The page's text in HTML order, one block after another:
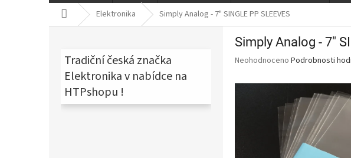
Domů Elektronika Simply Analog - 7" SINGLE PP SLEEVES
Tradiční česká značka
Elektronika v nabídce na
HTPshopu !
Simply Analog - 7"
Průměrné
produktu
Neohodnoceno Podrobnosti